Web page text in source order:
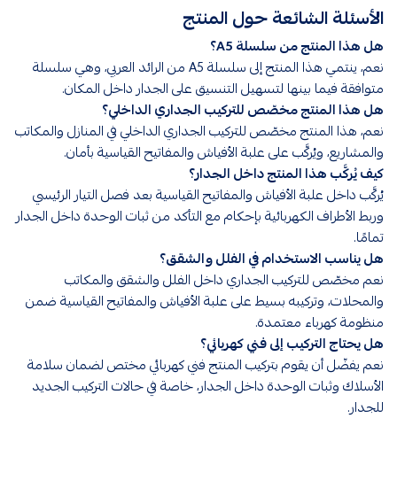
الأسئلة الشائعة حول المنتج
هل هذا المنتج من سلسلة A5؟
نعم، ينتمي هذا المنتج إلى سلسلة A5 من الرائد العربي، وهي سلسلة
متوافقة فيما بينها لتسهيل التنسيق على الجدار داخل المكان.
هل هذا المنتج مخصّص للتركيب الجداري الداخلي؟
نعم، هذا المنتج مخصّص للتركيب الجداري الداخلي في المنازل والمكاتب
والمشاريع، ويُركَّب على علبة الأفياش والمفاتيح القياسية بأمان.
كيف يُركَّب هذا المنتج داخل الجدار؟
يُركَّب داخل علبة الأفياش والمفاتيح القياسية بعد فصل التيار الرئيسي
وربط الأطراف الكهربائية بإحكام مع التأكد من ثبات الوحدة داخل الجدار
تمامًا.
هل يناسب الاستخدام في الفلل والشقق؟
نعم مخصّص للتركيب الجداري داخل الفلل والشقق والمكاتب
والمحلات، وتركيبه بسيط على علبة الأفياش والمفاتيح القياسية ضمن
منظومة كهرباء معتمدة.
هل يحتاج التركيب إلى فني كهربائي؟
نعم يفضّل أن يقوم بتركيب المنتج فني كهربائي مختص لضمان سلامة
الأسلاك وثبات الوحدة داخل الجدار، خاصة في حالات التركيب الجديد
للجدار.